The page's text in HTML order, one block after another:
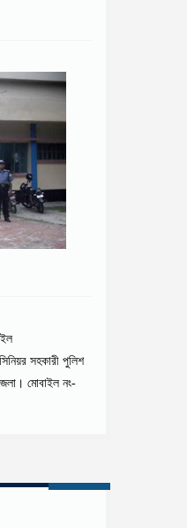
সহকারী পুলিশ
মোবাইল নং-